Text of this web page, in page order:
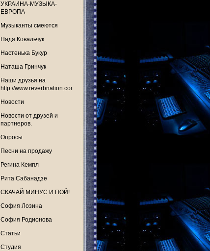
УКРАИНА-МУЗЫКА-
ЕВРОПА
Музыканты смеются
Надя Ковальчук
Настенька Букур
Наташа Гринчук
Наши друзья на
http://www.reverbnation.com
Новости
Новости от друзей и
партнеров.
Опросы
Песни на продажу
Регина Кемпл
Рита Сабанадзе
СКАЧАЙ МИНУС И ПОЙ!
София Лозина
София Родионова
Статьи
Студия